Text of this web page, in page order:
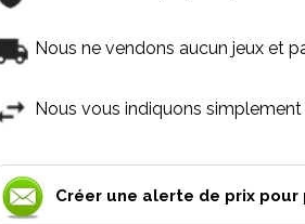
Nous ne vendons aucun jeux et
Nous vous indiquons simplement
Créer une alerte de prix pour